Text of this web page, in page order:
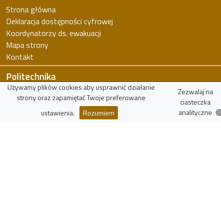
Strona główna
Deklaracja dostępności cyfrowej
Koordynatorzy ds. ewakuacji
Mapa strony
Kontakt
Politechnika
Politechnika Łódzka
Wydział FTiMS
Używamy plików cookies aby usprawnić działanie
strony oraz zapamiętać Twoje preferowane
ustawienia.
Rozumiem
Zezwalaj na
ciasteczka
analityczne